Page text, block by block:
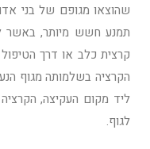
שהוצאו מגופם של בני
תמנע חשש מיותר, באשר
קרצית כלב או דרך
הקרציה בשלמותה מגוף
ליד מקום העקיצה,
לגוף.